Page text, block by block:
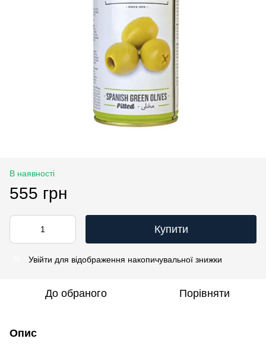
В наявності
555 грн
Купити
Увійти для відображення накопичувальної знижки
До обраного Порівняти
Опис